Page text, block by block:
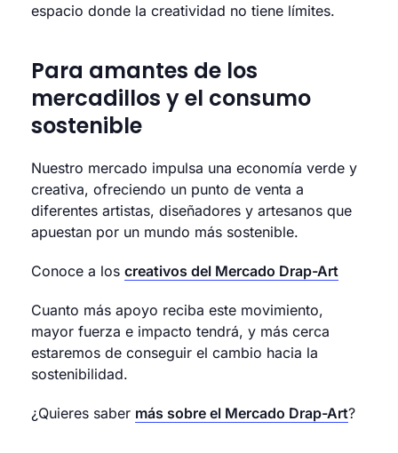
espacio donde la creatividad no tiene límites.
Para amantes de los
mercadillos y el consumo
sostenible
Nuestro mercado impulsa una economía verde y
creativa, ofreciendo un punto de venta a
diferentes artistas, diseñadores y artesanos que
apuestan por un mundo más sostenible.
Conoce a los creativos del Mercado Drap-Art
Cuanto más apoyo reciba este movimiento,
mayor fuerza e impacto tendrá, y más cerca
estaremos de conseguir el cambio hacia la
sostenibilidad.
¿Quieres saber más sobre el Mercado Drap-Art?